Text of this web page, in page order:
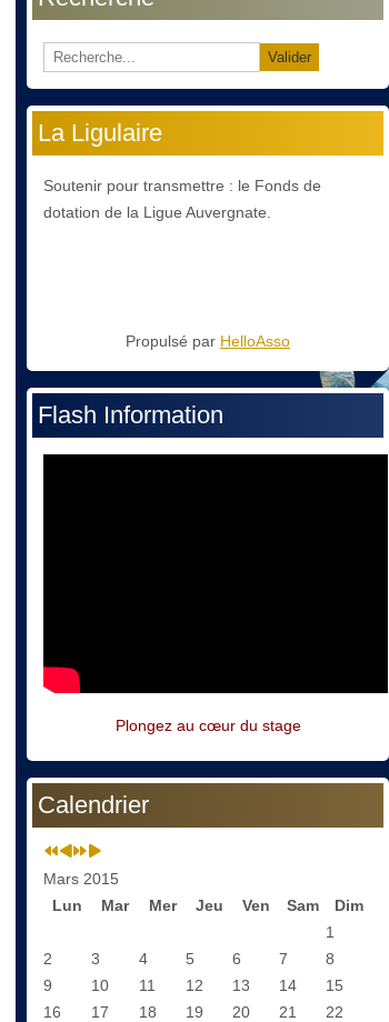
Valider
La Ligulaire
Soutenir pour transmettre : le Fonds de
dotation de la Ligue Auvergnate.
Propulsé par HelloAsso
Flash Information
Plongez au cœur du stage
Calendrier
Mars 2015
Lun
Mar Mer Jeu Ven Sam
Dim
1
2
3 4 5 6 7
8
9
10 11 12 13 14
15
16
17 18 19 20 21
22